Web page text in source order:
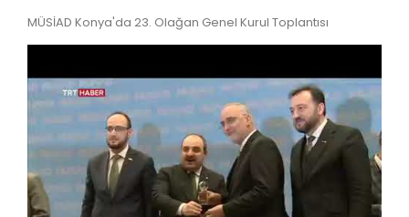
MÜSİAD Konya'da 23. Olağan Genel Kurul Toplantısı